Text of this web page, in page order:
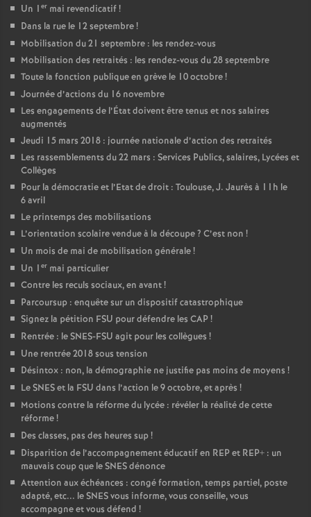
Un 1 er mai revendicatif!
Dans la rue le 12 septembre!
Mobilisation du 21 septembre : les rendez-vous
Mobilisation des retraités : les rendez-vous du 28 septembre
Toute la fonction publique en grève le 10 octobre!
Journée d’actions du 16 novembre
Les engagements de l’État doivent être tenus et nos salaires
augmentés
Jeudi 15 mars 2018 : journée nationale d’action des retraités
Les rassemblements du 22 mars : Services Publics, salaires, Lycées et
Collèges
Pour la démocratie et l’Etat de droit : Toulouse, J. Jaurès à 11h le
6 avril
Le printemps des mobilisations
L’orientation scolaire vendue à la découpe? C’est non !
Un mois de mai de mobilisation générale!
Un 1 er mai particulier
Contre les reculs sociaux, en avant!
Parcoursup : enquête sur un dispositif catastrophique
Signez la pétition FSU pour défendre les CAP!
Rentrée : le SNES-FSU agit pour les collègues !
Une rentrée 2018 sous tension
Désintox : non, la démographie ne justifie pas moins de moyens !
Le SNES et la FSU dans l’action le 9 octobre, et après !
Motions contre la réforme du lycée : révéler la réalité de cette
réforme!
Des classes, pas des heures sup!
Disparition de l’accompagnement éducatif en REP et REP+ : un
mauvais coup que le SNES dénonce
Attention aux échéances : congé formation, temps partiel, poste
adapté, etc... le SNES vous informe, vous conseille, vous
accompagne et vous défend !